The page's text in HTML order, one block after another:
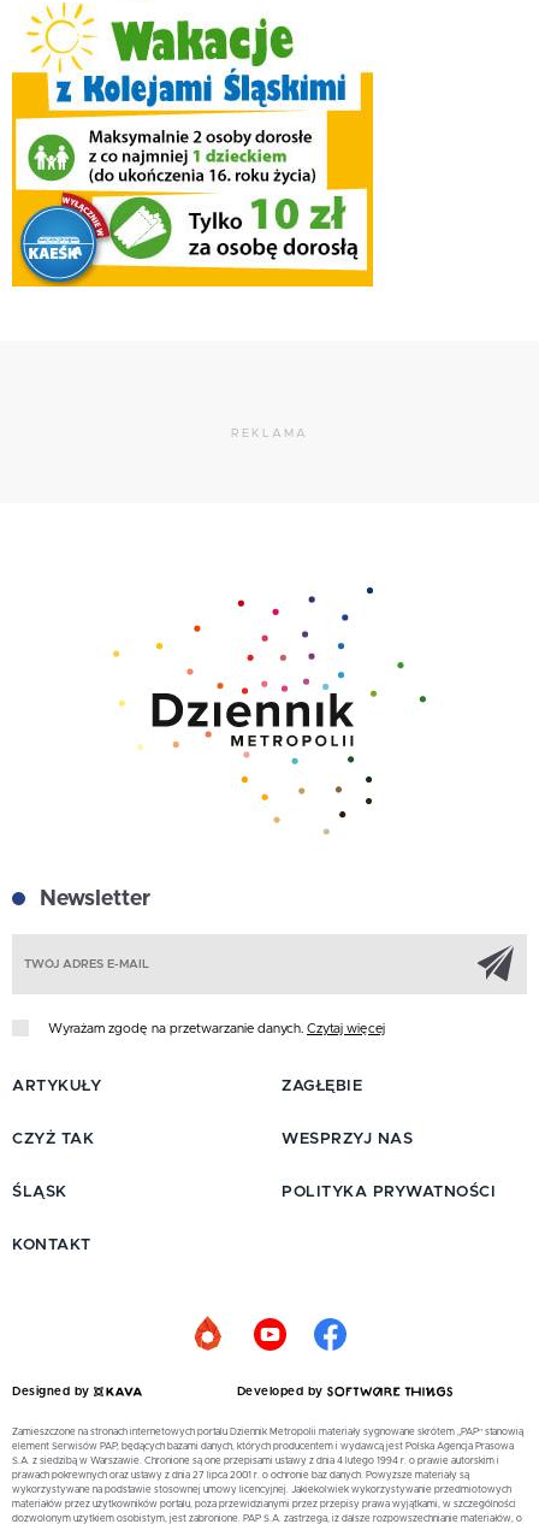
REKLAMA
Newsletter
Wyrażam zgodę na przetwarzanie danych. Czytaj więcej
ARTYKUŁY
CZYŻ TAK
ŚLĄSK
ZAGŁĘBIE
WESPRZYJ NAS
POLITYKA PRYWATNOŚCI
KONTAKT
Designed by Developed by
Zamieszczone na stronach internetowych portalu Dziennik Metropolii materiały sygnowane skrótem „PAP” stanowią
element Serwisów PAP, będących bazami danych, których producentem i wydawcą jest Polska Agencja Prasowa
S.A. z siedzibą w Warszawie. Chronione są one przepisami ustawy z dnia 4 lutego 1994 r. o prawie autorskim i
prawach pokrewnych oraz ustawy z dnia 27 lipca 2001 r. o ochronie baz danych. Powyższe materiały są
wykorzystywane na podstawie stosownej umowy licencyjnej. Jakiekolwiek wykorzystywanie przedmiotowych
materiałów przez użytkowników portalu, poza przewidzianymi przez przepisy prawa wyjątkami, w szczególności
dozwolonym użytkiem osobistym, jest zabronione. PAP S.A. zastrzega, iż dalsze rozpowszechnianie materiałów, o